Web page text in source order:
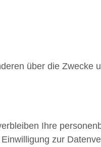
über die Zwecke
Ihre
zur